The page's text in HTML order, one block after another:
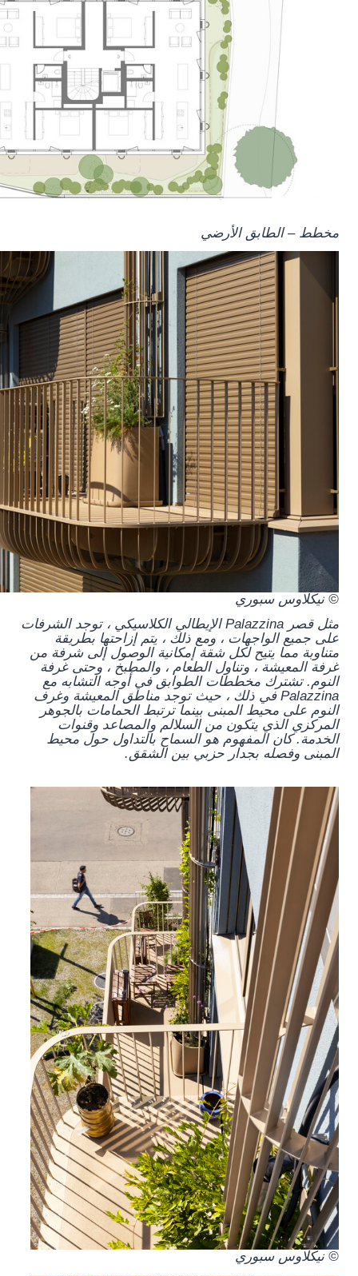
مخطط – الطابق الأرضي
© نيكلاوس سبوري
مثل قصر Palazzina الإيطالي الكلاسيكي ، توجد الشرفات
على جميع الواجهات ، ومع ذلك ، يتم إزاحتها بطريقة
متناوبة مما يتيح لكل شقة إمكانية الوصول إلى شرفة من
غرفة المعيشة ، وتناول الطعام ، والمطبخ ، وحتى غرفة
النوم. تشترك مخططات الطوابق في أوجه التشابه مع
Palazzina في ذلك ، حيث توجد مناطق المعيشة وغرف
النوم على محيط المبنى بينما ترتبط الحمامات بالجوهر
المركزي الذي يتكون من السلالم والمصاعد وقنوات
الخدمة. كان المفهوم هو السماح بالتداول حول محيط
المبنى وفصله بجدار حزبي بين الشقق.
© نيكلاوس سبوري